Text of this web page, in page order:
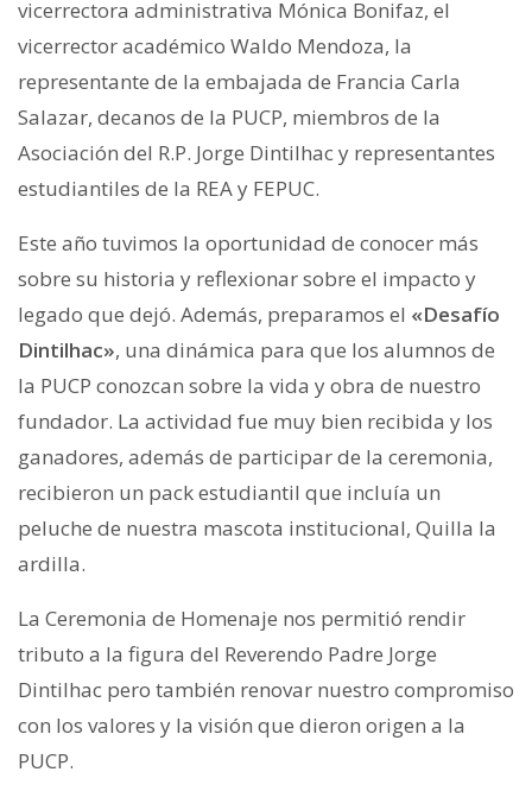
vicerrectora administrativa Mónica Bonifaz, el
vicerrector académico Waldo Mendoza, la
representante de la embajada de Francia Carla
Salazar, decanos de la PUCP, miembros de la
Asociación del R.P. Jorge Dintilhac y representantes
estudiantiles de la REA y FEPUC.
Este año tuvimos la oportunidad de conocer más
sobre su historia y reflexionar sobre el impacto y
legado que dejó. Además, preparamos el «Desafío
Dintilhac», una dinámica para que los alumnos de
la PUCP conozcan sobre la vida y obra de nuestro
fundador. La actividad fue muy bien recibida y los
ganadores, además de participar de la ceremonia,
recibieron un pack estudiantil que incluía un
peluche de nuestra mascota institucional, Quilla la
ardilla.
La Ceremonia de Homenaje nos permitió rendir
tributo a la figura del Reverendo Padre Jorge
Dintilhac pero también renovar nuestro compromiso
con los valores y la visión que dieron origen a la
PUCP.